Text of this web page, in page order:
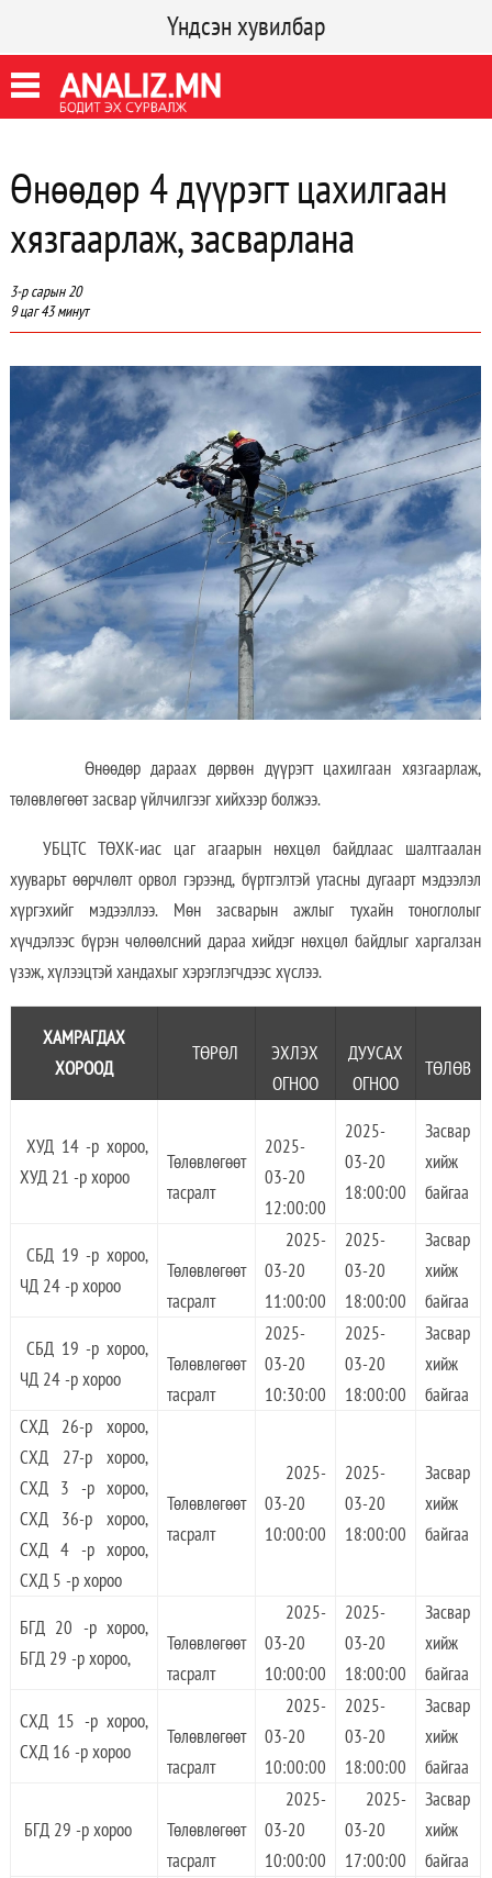
Үндсэн хувилбар
Өнөөдөр 4 дүүрэгт цахилгаан
хязгаарлаж, засварлана
3-р сарын 20
9 цаг 43 минут
Өнөөдөр дараах дөрвөн дүүрэгт цахилгаан хязгаарлаж,
төлөвлөгөөт засвар үйлчилгээг хийхээр болжээ.
УБЦТС ТӨХК-иас цаг агаарын нөхцөл байдлаас шалтгаалан
хууварьт өөрчлөлт орвол гэрээнд, бүртгэлтэй утасны дугаарт мэдээлэл
хүргэхийг мэдээллээ. Мөн засварын ажлыг тухайн тоноглолыг
хүчдэлээс бүрэн чөлөөлсний дараа хийдэг нөхцөл байдлыг харгалзан
үзэж, хүлээцтэй хандахыг хэрэглэгчдээс хүслээ.
ХАМРАГДАХ
ХОРООД
ТӨРӨЛ
ЭХЛЭХ
ОГНОО
ДУУСАХ
ОГНОО
ТӨЛӨВ
ХУД 14 -р хороо,
ХУД 21 -р хороо
Төлөвлөгөөт
тасралт
2025-
03-20
12:00:00
2025-
03-20
18:00:00
Засвар
хийж
байгаа
СБД 19 -р хороо,
ЧД 24 -р хороо
Төлөвлөгөөт
тасралт
2025-
03-20
11:00:00
2025-
03-20
18:00:00
Засвар
хийж
байгаа
СБД 19 -р хороо,
ЧД 24 -р хороо
Төлөвлөгөөт
тасралт
2025-
03-20
10:30:00
2025-
03-20
18:00:00
Засвар
хийж
байгаа
СХД 26-р хороо,
СХД 27-р хороо,
СХД 3 -р хороо,
СХД 36-р хороо,
СХД 4 -р хороо,
СХД 5 -р хороо
Төлөвлөгөөт
тасралт
2025-
03-20
10:00:00
2025-
03-20
18:00:00
Засвар
хийж
байгаа
БГД 20 -р хороо,
БГД 29 -р хороо,
Төлөвлөгөөт
тасралт
2025-
03-20
10:00:00
2025-
03-20
18:00:00
Засвар
хийж
байгаа
СХД 15 -р хороо,
СХД 16 -р хороо
Төлөвлөгөөт
тасралт
2025-
03-20
10:00:00
2025-
03-20
18:00:00
Засвар
хийж
байгаа
БГД 29 -р хороо
Төлөвлөгөөт
тасралт
2025-
03-20
10:00:00
2025-
03-20
17:00:00
Засвар
хийж
байгаа